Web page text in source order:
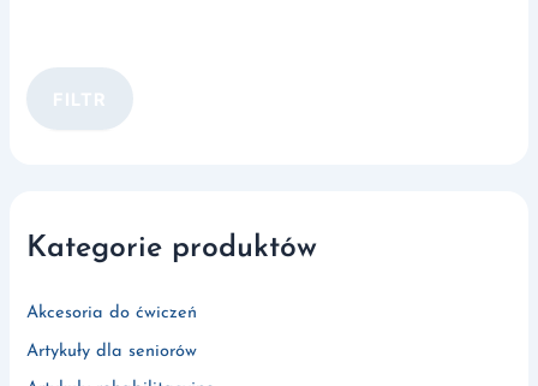
FILTR
Kategorie produktów
Akcesoria do ćwiczeń
Artykuły dla seniorów